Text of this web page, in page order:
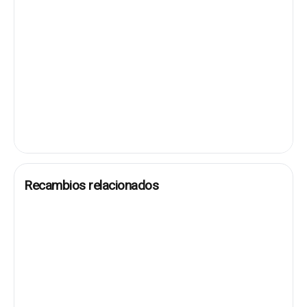
Recambios relacionados